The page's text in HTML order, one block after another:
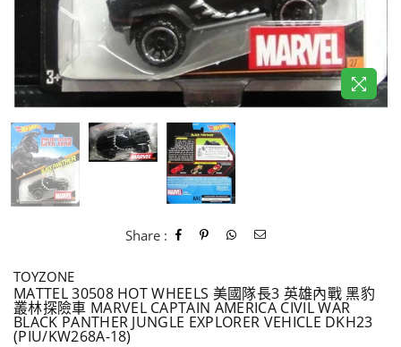
Share :
TOYZONE
MATTEL 30508 HOT WHEELS 美國隊長3 英雄內戰 黑豹
叢林探險車 MARVEL CAPTAIN AMERICA CIVIL WAR
BLACK PANTHER JUNGLE EXPLORER VEHICLE DKH23
(PIU/KW268A-18)